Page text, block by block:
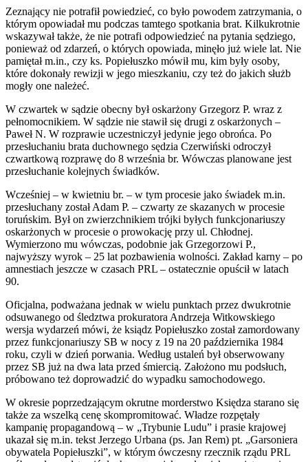
Zeznający nie potrafił powiedzieć, co było powodem zatrzymania, o
którym opowiadał mu podczas tamtego spotkania brat. Kilkukrotnie
wskazywał także, że nie potrafi odpowiedzieć na pytania sędziego,
ponieważ od zdarzeń, o których opowiada, minęło już wiele lat. Nie
pamiętał m.in., czy ks. Popiełuszko mówił mu, kim były osoby,
które dokonały rewizji w jego mieszkaniu, czy też do jakich służb
mogły one należeć.
W czwartek w sądzie obecny był oskarżony Grzegorz P. wraz z
pełnomocnikiem. W sądzie nie stawił się drugi z oskarżonych –
Paweł N. W rozprawie uczestniczył jedynie jego obrońca. Po
przesłuchaniu brata duchownego sędzia Czerwiński odroczył
czwartkową rozprawę do 8 września br. Wówczas planowane jest
przesłuchanie kolejnych świadków.
Wcześniej – w kwietniu br. – w tym procesie jako świadek m.in.
przesłuchany został Adam P. – czwarty ze skazanych w procesie
toruńskim. Był on zwierzchnikiem trójki byłych funkcjonariuszy
oskarżonych w procesie o prowokację przy ul. Chłodnej.
Wymierzono mu wówczas, podobnie jak Grzegorzowi P.,
najwyższy wyrok – 25 lat pozbawienia wolności. Zakład karny – po
amnestiach jeszcze w czasach PRL – ostatecznie opuścił w latach
90.
Oficjalna, podważana jednak w wielu punktach przez dwukrotnie
odsuwanego od śledztwa prokuratora Andrzeja Witkowskiego
wersja wydarzeń mówi, że ksiądz Popiełuszko został zamordowany
przez funkcjonariuszy SB w nocy z 19 na 20 października 1984
roku, czyli w dzień porwania. Według ustaleń był obserwowany
przez SB już na dwa lata przed śmiercią. Założono mu podsłuch,
próbowano też doprowadzić do wypadku samochodowego.
W okresie poprzedzającym okrutne morderstwo Księdza starano się
także za wszelką cenę skompromitować. Władze rozpętały
kampanię propagandową – w „Trybunie Ludu” i prasie krajowej
ukazał się m.in. tekst Jerzego Urbana (ps. Jan Rem) pt. „Garsoniera
obywatela Popiełuszki”, w którym ówczesny rzecznik rządu PRL